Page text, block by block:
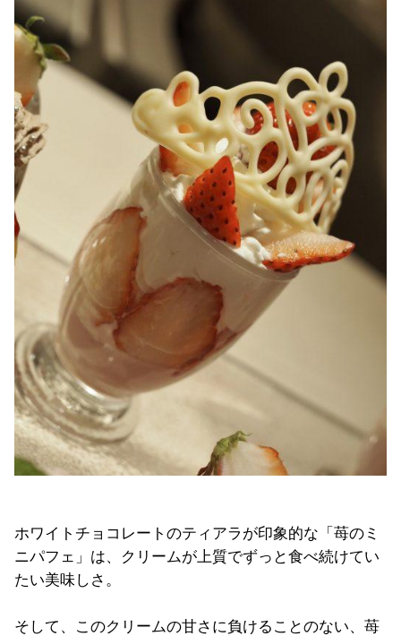
ホワイトチョコレートのティアラが印象的な「苺のミ
ニパフェ」は、クリームが上質でずっと食べ続けてい
たい美味しさ。
そして、このクリームの甘さに負けることのない、苺